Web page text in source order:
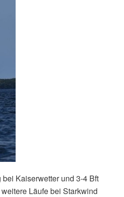
Kaiserwetter und 3‑4 Bft
Läufe bei Starkwind